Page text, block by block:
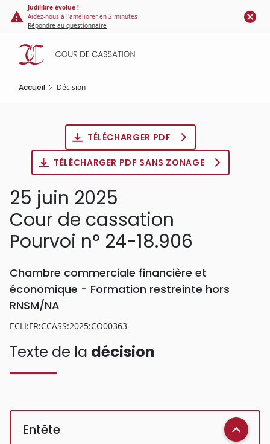
Panneau de gestion des cookies
contenu
principal
Judilibre évolue !
Aidez-nous à l'améliorer en 2 minutes
Répondre au questionnaire
Accueil Décision
TÉLÉCHARGER PDF
TÉLÉCHARGER PDF SANS ZONAGE
25 juin 2025
Cour de cassation
Pourvoi n° 24-18.906
Chambre commerciale financière et
économique - Formation restreinte hors
RNSM/NA
ECLI:FR:CCASS:2025:CO00363
Texte de la décision
Entête